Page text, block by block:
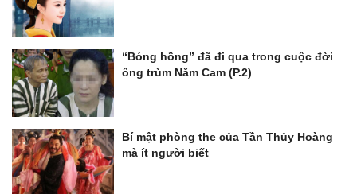
“Bóng hồng” đã đi qua trong cuộc đời
ông trùm Năm Cam (P.2)
Bí mật phòng the của Tần Thủy Hoàng
mà ít người biết